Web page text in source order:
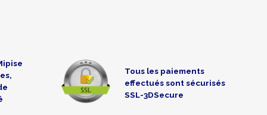
Tous les paiements
effectués sont sécurisés
SSL-3DSecure